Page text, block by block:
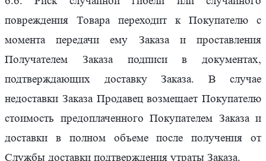
повреждения Товара переходит к Покупателю с
момента передачи ему Заказа и проставления
Получателем Заказа подписи в документах,
подтверждающих доставку Заказа. В случае
недоставки Заказа Продавец возмещает Покупателю
стоимость предоплаченного Покупателем Заказа и
доставки в полном объеме после получения от
Службы доставки подтверждения утраты Заказа.